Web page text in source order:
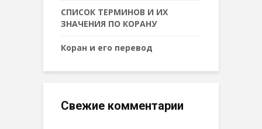
СПИСОК ТЕРМИНОВ И ИХ
ЗНАЧЕНИЯ ПО КОРАНУ
Коран и его перевод
Свежие комментарии